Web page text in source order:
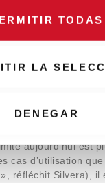
TODAS
LA
DENEGAR
moindre », assure-
des jumeaux
pour les
aujourd’hui est
cas d’utilisation que
réfléchit Silvera), il